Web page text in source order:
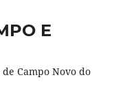
E
Campo Novo do